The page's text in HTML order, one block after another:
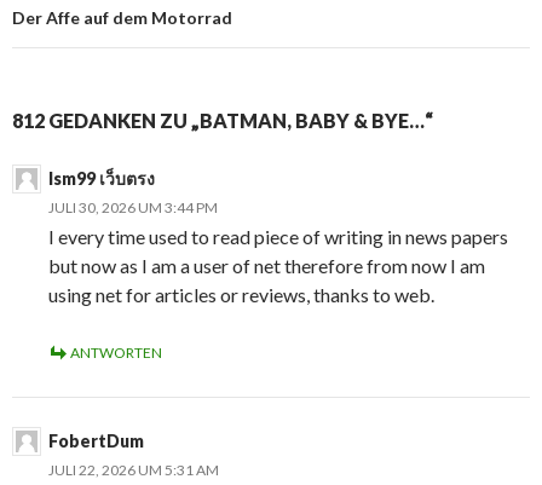
Beitragsnavigation
Der Affe auf dem Motorrad
812 GEDANKEN ZU „BATMAN, BABY & BYE…“
lsm99 เว็บตรง
JULI 30, 2026 UM 3:44 PM
I every time used to read piece of writing in news papers
but now as I am a user of net therefore from now I am
using net for articles or reviews, thanks to web.
ANTWORTEN
FobertDum
JULI 22, 2026 UM 5:31 AM